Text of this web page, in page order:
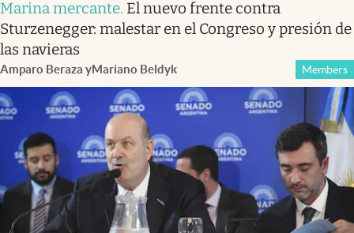
Marina mercante. El nuevo frente contra
Sturzenegger: malestar en el Congreso y presión de
las navieras
Amparo Beraza yMariano Beldyk Members